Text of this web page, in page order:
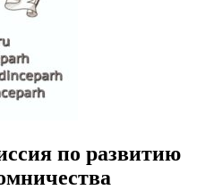
по развитию